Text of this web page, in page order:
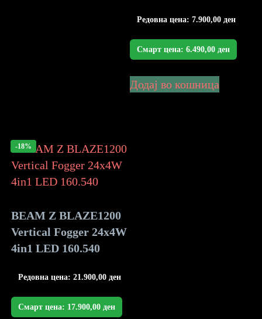
Редовна цена: 7.900,00 ден
Смарт цена: 6.490,00 ден
Додај во кошница
-18%
BEAM Z BLAZE1200
Vertical Fogger 24x4W
4in1 LED 160.540
Редовна цена: 21.900,00 ден
Смарт цена: 17.900,00 ден